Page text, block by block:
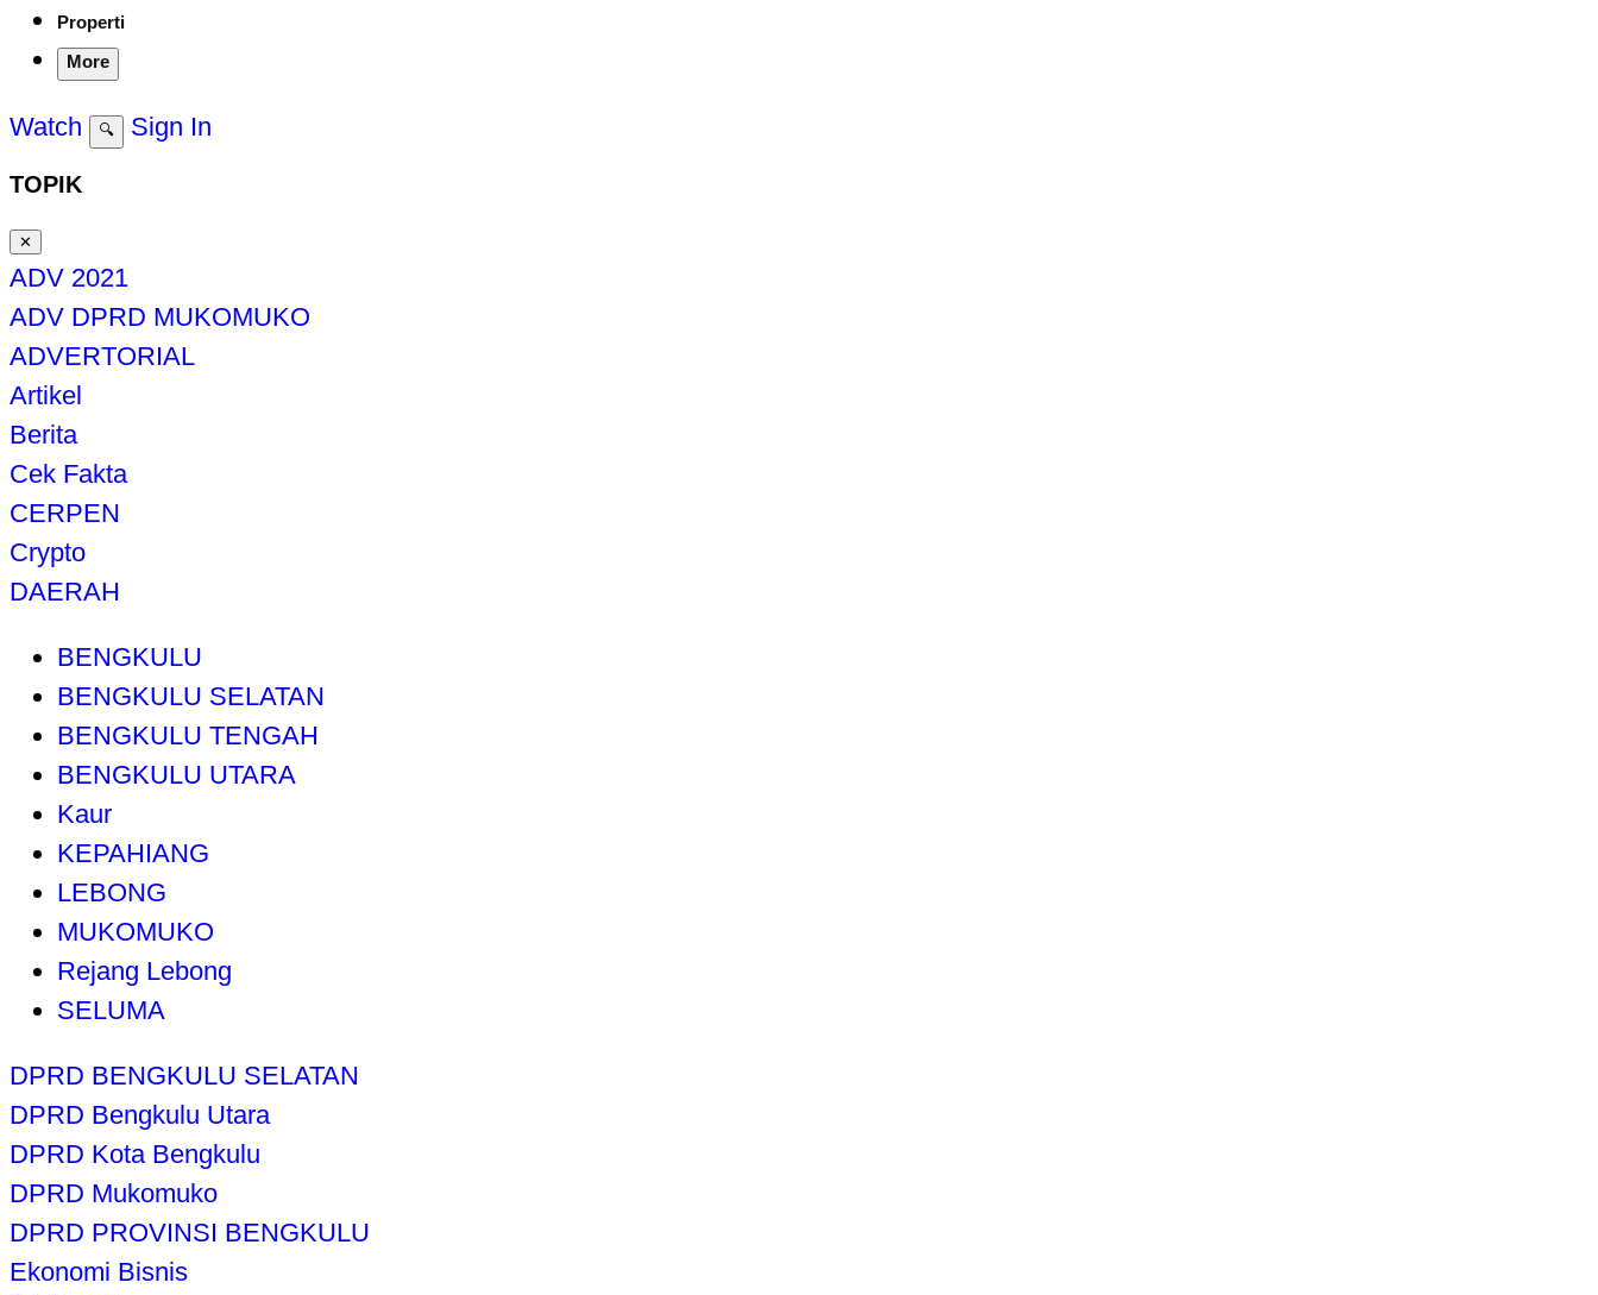
Properti
More
Watch 🔍 Sign In
TOPIK
✕
ADV 2021
ADV DPRD MUKOMUKO
ADVERTORIAL
Artikel
Berita
Cek Fakta
CERPEN
Crypto
DAERAH
BENGKULU
BENGKULU SELATAN
BENGKULU TENGAH
BENGKULU UTARA
Kaur
KEPAHIANG
LEBONG
MUKOMUKO
Rejang Lebong
SELUMA
DPRD BENGKULU SELATAN
DPRD Bengkulu Utara
DPRD Kota Bengkulu
DPRD Mukomuko
DPRD PROVINSI BENGKULU
Ekonomi Bisnis